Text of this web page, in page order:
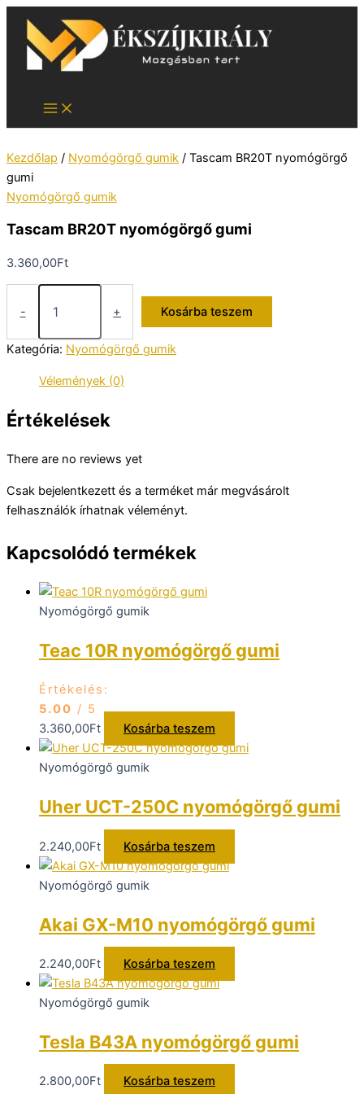
Skip
content
Kezdőlap / Nyomógörgő gumik / Tascam BR20T nyomógörgő
gumi
Nyomógörgő gumik
Tascam BR20T nyomógörgő gumi
3.360,00Ft
-
Tascam
gumi
mennyiség
+ Kosárba teszem
Kategória: Nyomógörgő gumik
Vélemények (0)
Értékelések
There are no reviews yet
Csak bejelentkezett és a terméket már megvásárolt
felhasználók írhatnak véleményt.
Kapcsolódó termékek
Nyomógörgő gumik
Teac 10R nyomógörgő gumi
Értékelés:
5.00 / 5
3.360,00Ft Kosárba teszem
Nyomógörgő gumik
Uher UCT-250C nyomógörgő gumi
2.240,00Ft Kosárba teszem
Nyomógörgő gumik
Akai GX-M10 nyomógörgő gumi
2.240,00Ft Kosárba teszem
Nyomógörgő gumik
Tesla B43A nyomógörgő gumi
2.800,00Ft Kosárba teszem